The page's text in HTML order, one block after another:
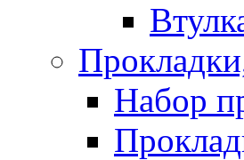
Набор